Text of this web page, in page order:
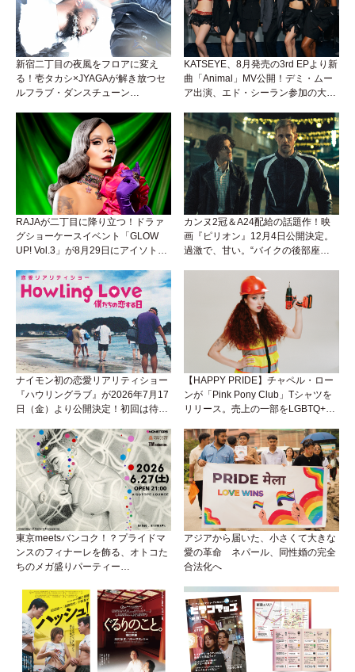
新宿二丁目の夜風をフロアに変え
る！壱タカシ×JYAGAが解き放つセ
ルフラブ・ダンスチューン
KATSEYE、8月発売の3rd EPより新
曲「Animal」MV公開！デミ・ムー
ア出演、エド・シーラン参加の大胆
RAJAが二丁目に降り立つ！ドラァ
グショーケースイベント「GLOW
UP! Vol.3」が8月29日にアイソトー
カンヌ2冠＆A24配給の話題作！映
画『ピリオン』12月4日公開決定。
過激で、甘い。“バイクの後部座
ナイモン初の恋愛リアリティショー
『ハウリングラブ』が2026年7月17
日（金）より公開決定！初回は待望
【HAPPY PRIDE】チャペル・ロー
ンが「Pink Pony Club」Tシャツを
リリース。売上の一部をLGBTQ+＆
ジェクトへ寄付
東京meetsバンコク！？プライドマ
ンスのフィナーレを飾る、オトコた
ちのメガ盛りパーティー
来！
アジアから届いた、小さくて大きな
愛の革命 ネパール、同性婚の完全
合法化へ